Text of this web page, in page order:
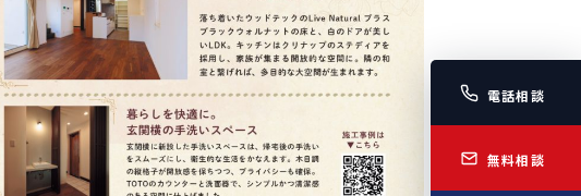
電話相談
無料相談